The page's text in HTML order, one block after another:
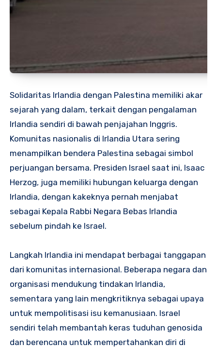
Solidaritas Irlandia dengan Palestina memiliki akar
sejarah yang dalam, terkait dengan pengalaman
Irlandia sendiri di bawah penjajahan Inggris.
Komunitas nasionalis di Irlandia Utara sering
menampilkan bendera Palestina sebagai simbol
perjuangan bersama. Presiden Israel saat ini, Isaac
Herzog, juga memiliki hubungan keluarga dengan
Irlandia, dengan kakeknya pernah menjabat
sebagai Kepala Rabbi Negara Bebas Irlandia
sebelum pindah ke Israel.
Langkah Irlandia ini mendapat berbagai tanggapan
dari komunitas internasional. Beberapa negara dan
organisasi mendukung tindakan Irlandia,
sementara yang lain mengkritiknya sebagai upaya
untuk mempolitisasi isu kemanusiaan. Israel
sendiri telah membantah keras tuduhan genosida
dan berencana untuk mempertahankan diri di